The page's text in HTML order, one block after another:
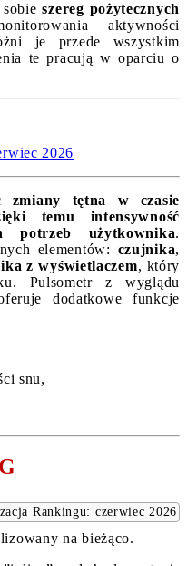
sobieszereg pożytecznych
aktywności
je przede wszystkim
te pracują w oparciu o
2026
zmiany tętna w czasie
temu intensywność
potrzeb użytkownika.
elementów: czujnika,
z wyświetlaczem, który
Pulsometr z wyglądu
dodatkowe funkcje
snu,
Rankingu: czerwiec 2026
na bieżąco.